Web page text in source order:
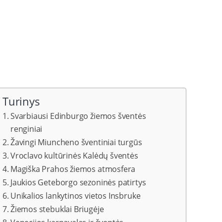
Turinys
Svarbiausi Edinburgo žiemos šventės
renginiai
Žavingi Miuncheno šventiniai turgūs
Vroclavo kultūrinės Kalėdų šventės
Magiška Prahos žiemos atmosfera
Jaukios Geteborgo sezoninės patirtys
Unikalios lankytinos vietos Insbruke
Žiemos stebuklai Briugėje